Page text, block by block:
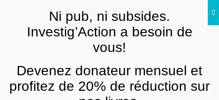
L’info utile se partage #3
DANIEL GARCIA 17 DÉCEMBRE 2025
FRNi pub, ni subsides.
Investig’Action a besoin de
vous!
Devenez donateur mensuel et
profitez de 20% de réduction sur